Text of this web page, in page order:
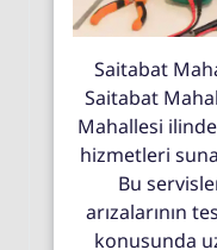
Saitabat
Saitabat
Mahallesi
hizmetleri
Bu
arızalarının
konusunda